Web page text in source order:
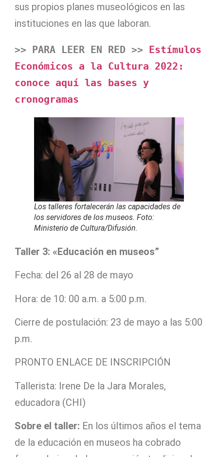
sus propios planes museológicos en las
instituciones en las que laboran.
>> PARA LEER EN RED >> Estímulos
Económicos a la Cultura 2022:
conoce aquí las bases y
cronogramas
Los talleres fortalecerán las capacidades de
los servidores de los museos. Foto:
Ministerio de Cultura/Difusión.
Taller 3: «Educación en museos”
Fecha: del 26 al 28 de mayo
Hora: de 10: 00 a.m. a 5:00 p.m.
Cierre de postulación: 23 de mayo a las 5:00
p.m.
PRONTO ENLACE DE INSCRIPCIÓN
Tallerista: Irene De la Jara Morales,
educadora (CHI)
Sobre el taller: En los últimos años el tema
de la educación en museos ha cobrado